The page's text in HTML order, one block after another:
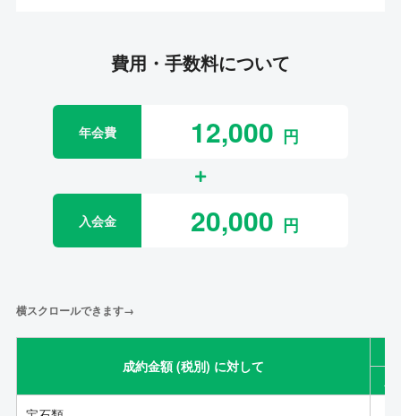
費用・手数料について
年会費 12,000
入会金 20,000
横スクロールできます→
成約金額 (税別) に対して